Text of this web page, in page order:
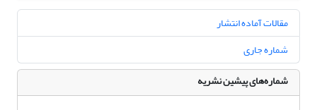
مقالات آماده انتشار
شماره جاری
شماره‌های پیشین نشریه